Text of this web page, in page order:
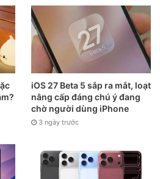
iOS 27 Beta 5 sắp ra mắt, loạt
nâng cấp đáng chú ý đang
chờ người dùng iPhone
3 ngày trước